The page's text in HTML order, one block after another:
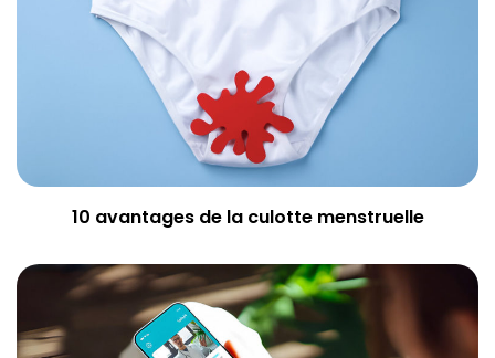
10 avantages de la culotte menstruelle